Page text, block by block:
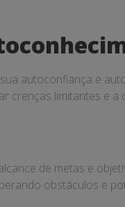
autoconfiança e
limitantes e a
de metas e
obstáculos e